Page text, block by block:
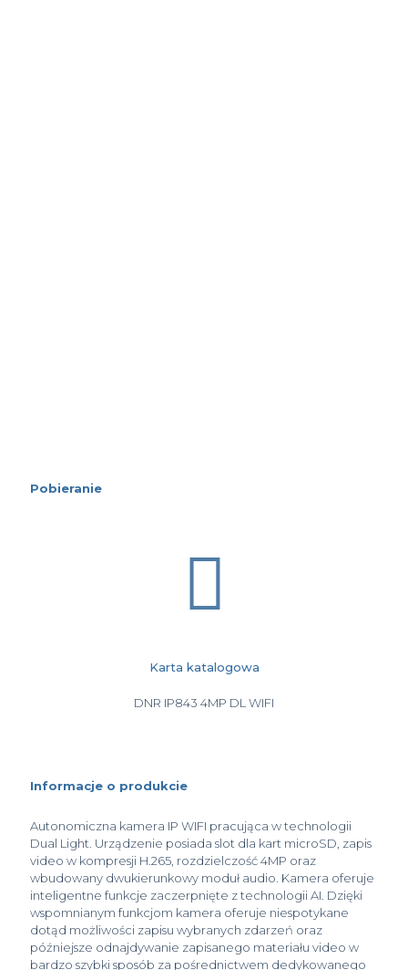
Pobieranie
Karta katalogowa
DNR IP843 4MP DL WIFI
Informacje o produkcie
Autonomiczna kamera IP WIFI pracująca w technologii
Dual Light. Urządzenie posiada slot dla kart microSD, zapis
video w kompresji H.265, rozdzielczość 4MP oraz
wbudowany dwukierunkowy moduł audio. Kamera oferuje
inteligentne funkcje zaczerpnięte z technologii AI. Dzięki
wspomnianym funkcjom kamera oferuje niespotykane
dotąd możliwości zapisu wybranych zdarzeń oraz
późniejsze odnajdywanie zapisanego materiału video w
bardzo szybki sposób za pośrednictwem dedykowanego